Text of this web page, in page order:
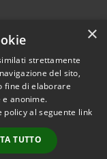
© 2026 • Città di
• Powered by
•
Accesso
redazione
×
strettamente
del sito,
fine di elaborare
anonime.
al seguente link
TUTTO